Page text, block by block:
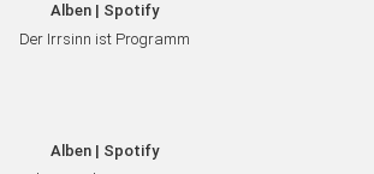
Alben | Spotify
Der Irrsinn ist Programm
Alben | Spotify